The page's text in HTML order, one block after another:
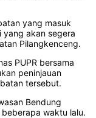
yang masuk
yang akan segera
Pilangkenceng.
PUPR bersama
peninjauan
tersebut.
Bendung
waktu lalu.